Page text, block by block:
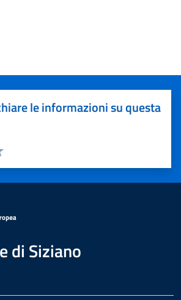
le informazioni su questa
5 stelle su 5
4 stelle su 5
su 5
su 5
di Siziano